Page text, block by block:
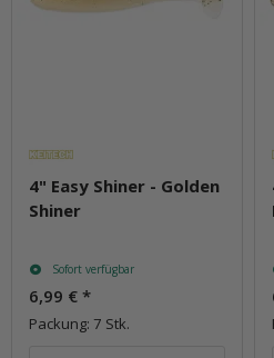
4" Easy Shiner - Golden
Shiner
Sofort verfügbar
6,99 € *
Packung: 7 Stk.